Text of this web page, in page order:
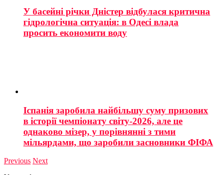
У басейні річки Дністер відбулася критична
гідрологічна ситуація: в Одесі влада
просить економити воду
Іспанія заробила найбільшу суму призових
в історії чемпіонату світу-2026, але це
однаково мізер, у порівнянні з тими
мільярдами, що заробили засновники ФІФА
Previous Next